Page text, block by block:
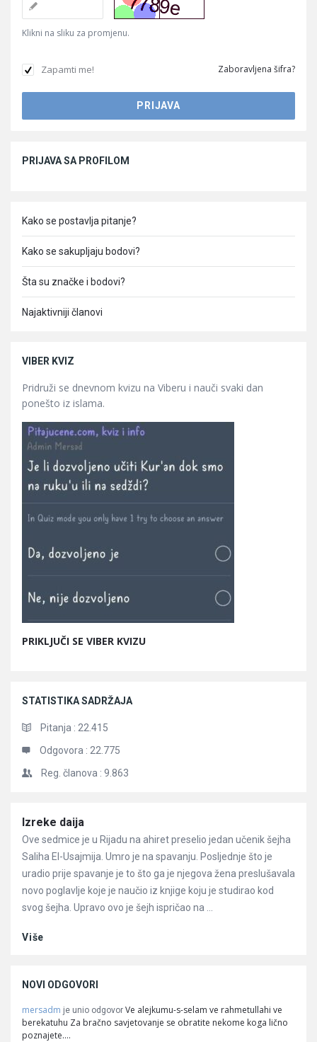
Klikni na sliku za promjenu.
Zapamti me! Zaboravljena šifra?
PRIJAVA SA PROFILOM
Kako se postavlja pitanje?
Kako se sakupljaju bodovi?
Šta su značke i bodovi?
Najaktivniji članovi
VIBER KVIZ
Pridruži se dnevnom kvizu na Viberu i nauči svaki dan
ponešto iz islama.
PRIKLJUČI SE VIBER KVIZU
STATISTIKA SADRŽAJA
Pitanja : 22.415
Odgovora : 22.775
Reg. članova : 9.863
Članci
Izreke daija
Ove sedmice je u Rijadu na ahiret preselio jedan učenik šejha
Saliha El-Usajmija. Umro je na spavanju. Posljednje što je
uradio prije spavanje je to što ga je njegova žena preslušavala
novo poglavlje koje je naučio iz knjige koju je studirao kod
svog šejha. Upravo ovo je šejh ispričao na ...
Više
NOVI ODGOVORI
mersadm je unio odgovor Ve alejkumu-s-selam ve rahmetullahi ve
berekatuhu Za bračno savjetovanje se obratite nekome koga lično
poznajete.…